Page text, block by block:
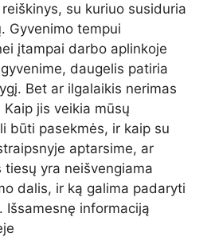
su kuriuo susiduria
Gyvenimo tempui
įtampai darbo aplinkoje
daugelis patiria
Bet ar ilgalaikis nerimas
jis veikia mūsų
būti pasekmės, ir kaip su
aptarsime, ar
tiesų yra neišvengiama
dalis, ir ką galima padaryti
Išsamesnę informaciją